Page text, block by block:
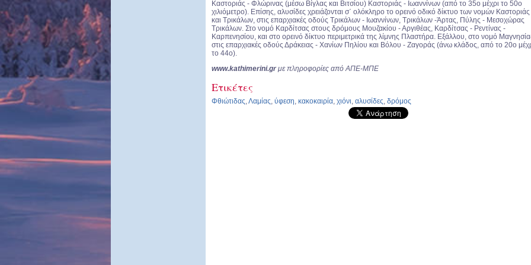
Καστοριάς - Φλώρινας (μέσω Βίγλας και Βιτσίου) Καστοριάς - Ιωαννίνων (από το 35ο μέχρι το 50ο
χιλιόμετρο). Επίσης, αλυσίδες χρειάζονται σ΄ ολόκληρο το ορεινό οδικό δίκτυο των νομών Καστοριάς
και Τρικάλων, στις επαρχιακές οδούς Τρικάλων - Ιωαννίνων, Τρικάλων -Άρτας, Πύλης - Μεσοχώρας
Τρικάλων. Στο νομό Καρδίτσας στους δρόμους Μουζακίου - Αργιθέας, Καρδίτσας - Ρεντίνας -
Καρπενησίου, και στο ορεινό δίκτυο περιμετρικά της λίμνης Πλαστήρα. Εξάλλου, στο νομό
στις επαρχιακές οδούς Δράκειας - Χανίων Πηλίου και Βόλου - Ζαγοράς (άνω κλάδος, από το 20ο
το 44ο).
www.kathimerini.gr με πληροφορίες από ΑΠΕ-ΜΠΕ
Ετικέτες
Φθιώτιδας,Λαμίας, ύφεση, κακοκαιρία, χιόνι, αλυσίδες, δρόμος